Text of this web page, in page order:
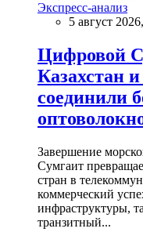
Экспресс-анализ
5 август
Цифровой
Казахстан
соединили
Завершение
Сумгаит
стран в
коммерческий
инфраструктуры,
транзитный...